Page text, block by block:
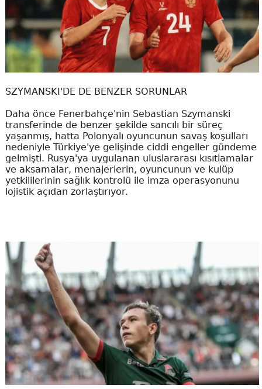
SZYMANSKI'DE DE BENZER SORUNLAR
Daha önce Fenerbahçe'nin Sebastian Szymanski
transferinde de benzer şekilde sancılı bir süreç
yaşanmış, hatta Polonyalı oyuncunun savaş koşulları
nedeniyle Türkiye'ye gelişinde ciddi engeller gündeme
gelmişti. Rusya'ya uygulanan uluslararası kısıtlamalar
ve aksamalar, menajerlerin, oyuncunun ve kulüp
yetkililerinin sağlık kontrolü ile imza operasyonunu
lojistik açıdan zorlaştırıyor.